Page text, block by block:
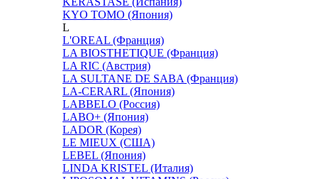
KYO TOMO (Япония)
L
L'OREAL (Франция)
LA BIOSTHETIQUE (Франция)
LA RIC (Австрия)
LA SULTANE DE SABA (Франция)
LA-CERARL (Япония)
LABBELO (Россия)
LABO+ (Япония)
LADOR (Корея)
LE MIEUX (США)
LEBEL (Япония)
LINDA KRISTEL (Италия)